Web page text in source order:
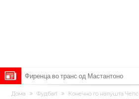
Продаден резервниот голман на Сити
Сврзуваат уште еден англиски
Дома Фудбал
Конечно го напушта